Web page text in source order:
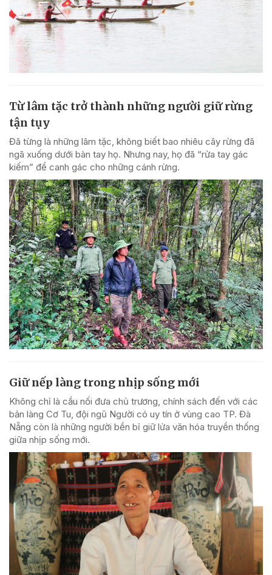
Từ lâm tặc trở thành những người giữ rừng
tận tụy
Đã từng là những lâm tặc, không biết bao nhiêu cây rừng đã
ngã xuống dưới bàn tay họ. Nhưng nay, họ đã “rửa tay gác
kiếm” để canh gác cho những cánh rừng.
Giữ nếp làng trong nhịp sống mới
Không chỉ là cầu nối đưa chủ trương, chính sách đến với các
bản làng Cơ Tu, đội ngũ Người có uy tín ở vùng cao TP. Đà
Nẵng còn là những người bền bỉ giữ lửa văn hóa truyền thống
giữa nhịp sống mới.